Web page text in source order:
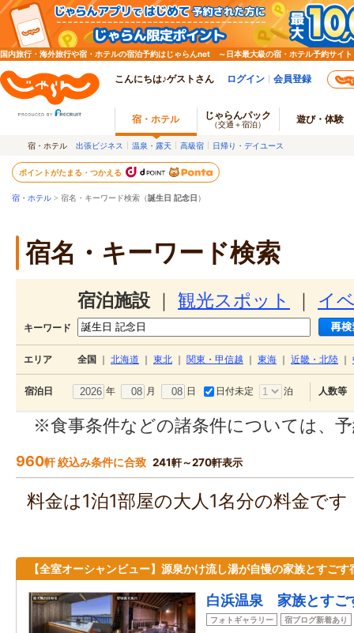
国内旅行・海外旅行や宿・ホテルの宿泊予約はじゃらんnet ～日本最大級の宿・ホテル予約サイト
こんにちは♪ゲストさん ログイン 会員登録
宿・ホテル じゃらんパック
（交通＋宿泊） 遊び・体験
宿・ホテル 出張ビジネス 温泉・露天 高級宿 日帰り・デイユース
ポイントがたまる・つかえる
宿・ホテル > 宿名・キーワード検索（誕生日 記念日 ）
宿名・キーワード検索
宿泊施設 観光スポット イ
キーワード
エリア 全国 北海道 東北 関東・甲信越 東海 近畿・北陸
宿泊日 年 月 日 日付未定 泊 人数等
※食事条件などの諸条件については、
960軒 絞込み条件に合致 241軒～270軒表示
料金は1泊1部屋の大人1名分の料金で
【全室オーシャンビュー】源泉かけ流し湯が自慢の家族とすごす
白浜温泉 家族とす
フォトギャラリー 宿ブログ新着あり